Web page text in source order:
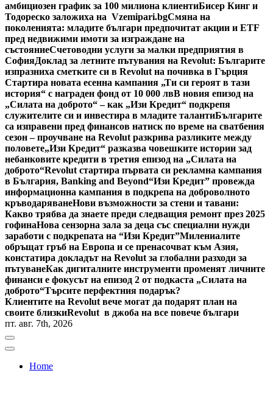
амбициозен график за 100 милиона клиентиБисер Кинг и
Тодореско заложиха на Vzemipari.bgСмяна на
поколенията: младите българи предпочитат акции и ETF
пред недвижими имоти за изграждане на
състояниеСчетоводни услуги за малки предприятия в
СофияДоклад за летните пътувания на Revolut: Българите
изпразниха сметките си в Revolut на почивка в Гърция
Стартира новата есенна кампания „Ти си героят в тази
история“ с награден фонд от 10 000 лвВ новия епизод на
„Силата на доброто“ – как „Изи Кредит“ подкрепя
служителите си и инвестира в младите талантиБългарите
са изправени пред финансов натиск по време на сватбения
сезон – проучване на Revolut разкрива разликите между
половете„Изи Кредит“ разказва човешките истории зад
небанковите кредити в третия епизод на „Силата на
доброто“Revolut стартира първата си рекламна кампания
в България, Banking and Beyond“Изи Кредит” провежда
информационна кампания в подкрепа на доброволното
кръводаряванеНови възможности за стени и тавани:
Какво трябва да знаете преди следващия ремонт през 2025
гофинаНова сензорна зала за деца със специални нужди
заработи с подкрепата на “Изи Кредит”Милениалите
обръщат гръб на Европа и се пренасочват към Азия,
констатира докладът на Revolut за глобални разходи за
пътуванеКак дигиталните инструменти променят личните
финанси е фокусът на епизод 2 от подкаста „Силата на
доброто“Търсите перфектния подарък?
Клиентите на Revolut вече могат да подарят план на
своите близкиRevolut в джоба на все повече българи
пт. авг. 7th, 2026
Home